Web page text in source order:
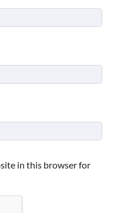
in this browser for